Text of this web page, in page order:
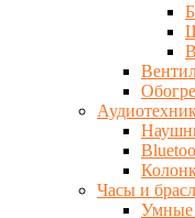
Часы и
Умные